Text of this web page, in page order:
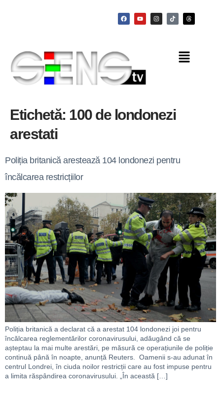
Etichetă: 100 de londonezi
arestati
Poliția britanică arestează 104 londonezi pentru
încălcarea restricțiilor
Poliția britanică a declarat că a arestat 104 londonezi joi pentru
încălcarea reglementărilor coronavirusului, adăugând că se
așteptau la mai multe arestări, pe măsură ce operațiunile de poliție
continuă până în noapte, anunță Reuters. Oamenii s-au adunat în
centrul Londrei, în ciuda noilor restricții care au fost impuse pentru
a limita răspândirea coronavirusului. „În această […]